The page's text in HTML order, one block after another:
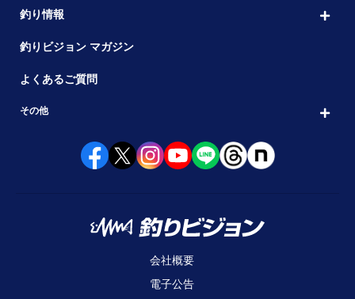
釣り情報
釣りビジョン マガジン
よくあるご質問
その他
会社概要
電子公告